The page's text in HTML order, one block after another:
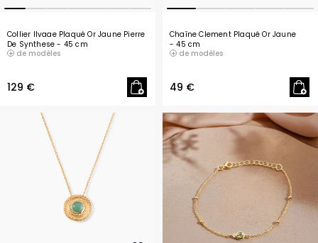
Collier Ilvaae Plaqué Or Jaune Pierre
De Synthese- 45 cm
de modèles
129 €
Chaîne Clement Plaqué Or Jaune
- 45 cm
de modèles
49 €